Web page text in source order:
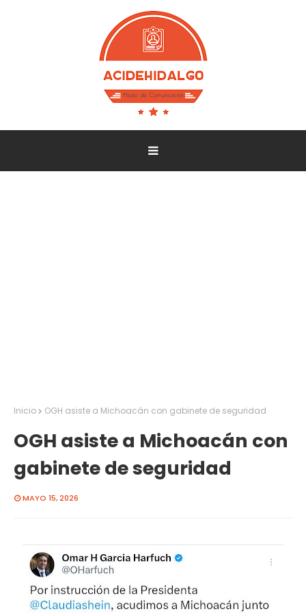
Inicio OGH asiste a Michoacán con gabinete de seguridad
OGH asiste a Michoacán con
gabinete de seguridad
MAYO 15, 2026